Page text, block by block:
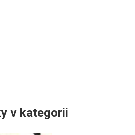
v kategorii